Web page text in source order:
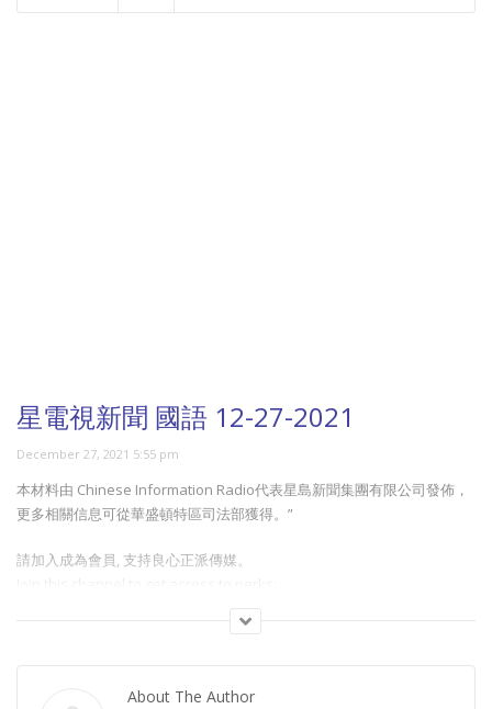
星電視新聞 國語 12-27-2021
December 27, 2021 5:55 pm
本材料由 Chinese Information Radio代表星島新聞集團有限公司發佈，
更多相關信息可從華盛頓特區司法部獲得。”
請加入成為會員, 支持良心正派傳媒。
Join this channel to get access to perks:
https://www.youtube.com/channel/UCYWSlgQB1BpfQTkNm_P5qIw/join
About The Author